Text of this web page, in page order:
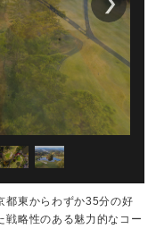
都東からわずか35分の好
戦略性のある魅力的なコー